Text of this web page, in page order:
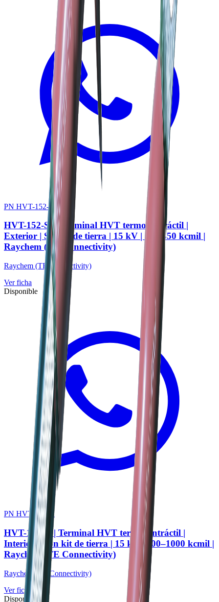
PN HVT-152-SJ
HVT-152-SJ | Terminal HVT termocontráctil |
Exterior | Sin kit de tierra | 15 kV | 4/0–350 kcmil |
Raychem (TE Connectivity)
Raychem (TE Connectivity)
Ver ficha
Disponible
PN HVT-153-G
HVT-153-G | Terminal HVT termocontráctil |
Interior | Con kit de tierra | 15 kV | 400–1000 kcmil |
Raychem (TE Connectivity)
Raychem (TE Connectivity)
Ver ficha
Disponible